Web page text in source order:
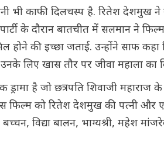
भी काफी दिलचस्प है. रितेश देशमुख
के दौरान बातचीत में सलमान ने
होने की इच्छा जताई. उन्होंने साफ
लिए खास तौर पर जीवा महाला का
ड्रामा है जो छत्रपति शिवाजी
फिल्म को रितेश देशमुख की पत्नी
विद्या बालन, भाग्यश्री, महेश